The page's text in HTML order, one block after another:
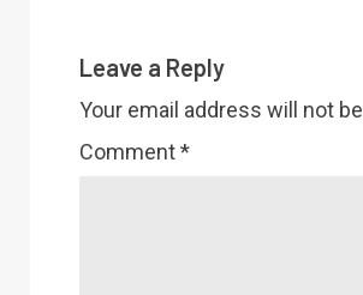
Leave a Reply
Your email address will not
Comment*